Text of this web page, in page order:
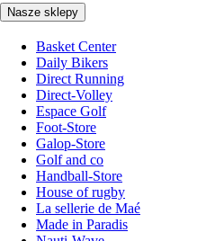
Nasze sklepy
Basket Center
Daily Bikers
Direct Running
Direct-Volley
Espace Golf
Foot-Store
Galop-Store
Golf and co
Handball-Store
House of rugby
La sellerie de Maé
Made in Paradis